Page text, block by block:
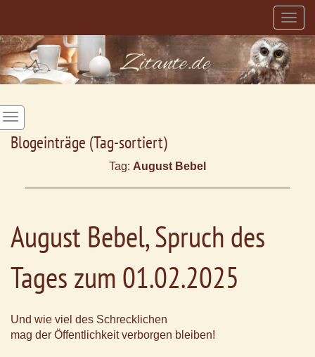
Blogeinträge (Tag-sortiert)
Tag: August Bebel
August Bebel, Spruch des
Tages zum 01.02.2025
Und wie viel des Schrecklichen
mag der Öffentlichkeit verborgen bleiben!